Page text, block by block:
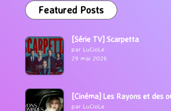
Featured Posts
[Série TV] Scarpetta
par LuCioLe
29 mai 2026
[Cinéma] Les Rayons et des
par LuCioLe